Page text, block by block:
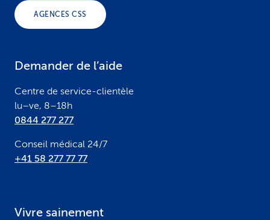
AGENCES CSS
Demander de l’aide
Centre de service-clientèle
lu–ve, 8–18h
0844 277 277
Conseil médical 24/7
+41 58 277 77 77
Vivre sainement